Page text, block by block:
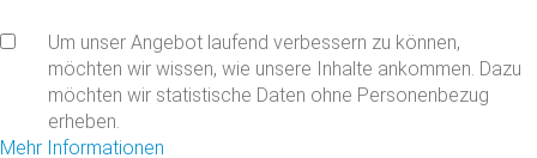
Um unser Angebot laufend verbessern zu können,
möchten wir wissen, wie unsere Inhalte ankommen. Dazu
möchten wir statistische Daten ohne Personenbezug
erheben.
Mehr Informationen